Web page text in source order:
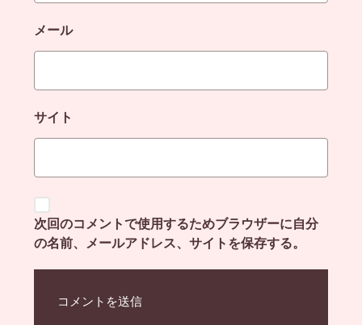
メール
サイト
次回のコメントで使用するためブラウザーに自分
の名前、メールアドレス、サイトを保存する。